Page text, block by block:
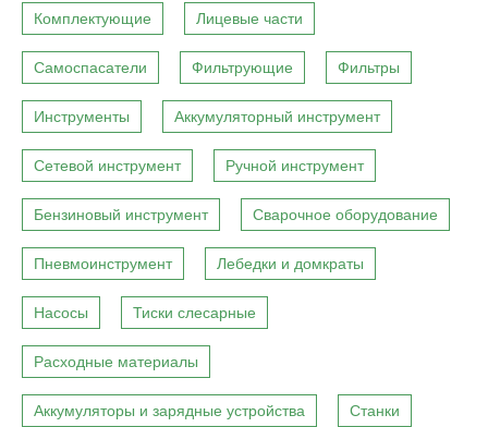
Комплектующие Лицевые части
Самоспасатели Фильтрующие Фильтры
Инструменты Аккумуляторный инструмент
Сетевой инструмент Ручной инструмент
Бензиновый инструмент Сварочное оборудование
Пневмоинструмент Лебедки и домкраты
Насосы Тиски слесарные
Расходные материалы
Аккумуляторы и зарядные устройства Станки